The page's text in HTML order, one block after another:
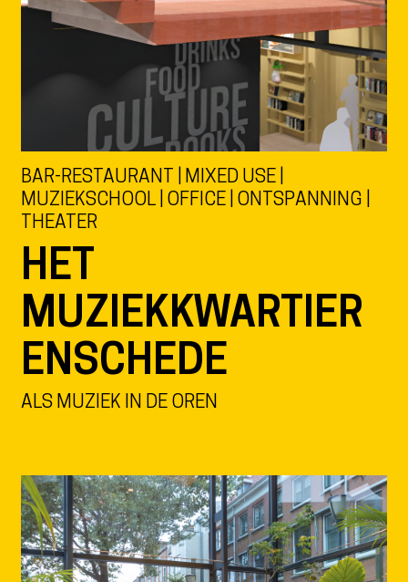
BAR-RESTAURANT | MIXED USE |
MUZIEKSCHOOL | OFFICE | ONTSPANNING |
THEATER
HET
MUZIEKKWARTIER
ENSCHEDE
ALS MUZIEK IN DE OREN